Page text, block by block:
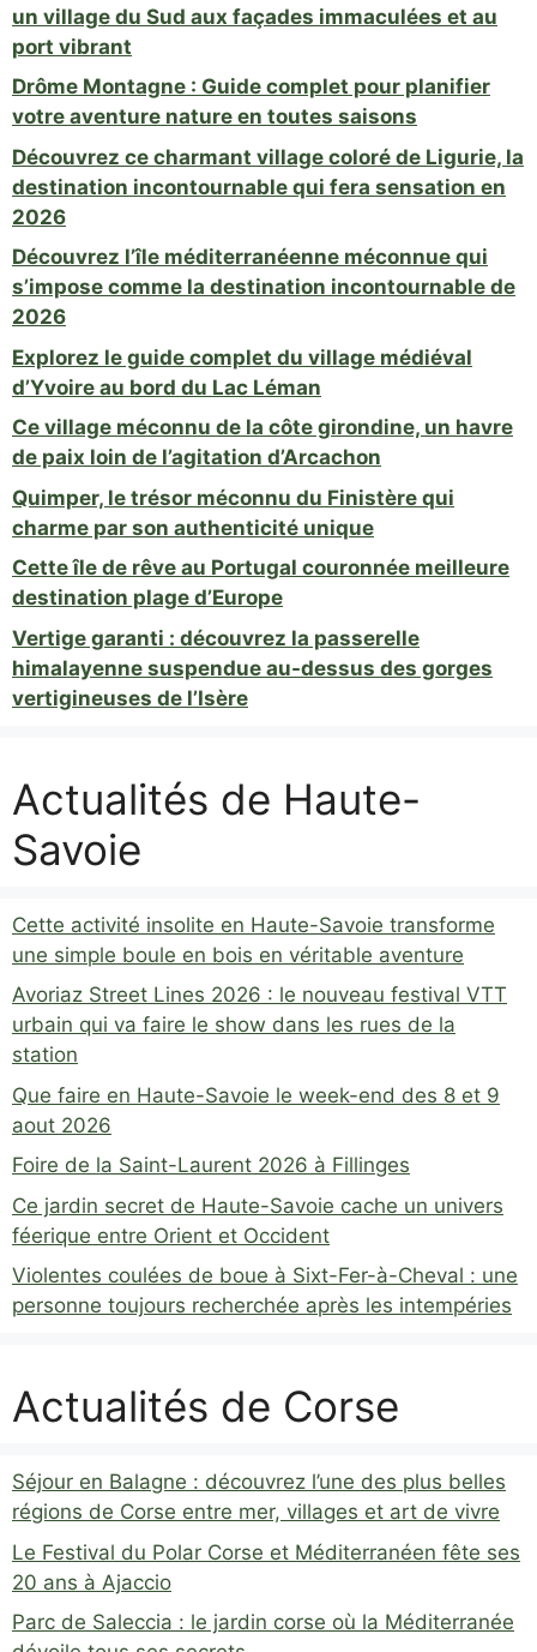
un village du Sud aux façades immaculées et au
port vibrant
Drôme Montagne : Guide complet pour planifier
votre aventure nature en toutes saisons
Découvrez ce charmant village coloré de Ligurie, la
destination incontournable qui fera sensation en
2026
Découvrez l’île méditerranéenne méconnue qui
s’impose comme la destination incontournable de
2026
Explorez le guide complet du village médiéval
d’Yvoire au bord du Lac Léman
Ce village méconnu de la côte girondine, un havre
de paix loin de l’agitation d’Arcachon
Quimper, le trésor méconnu du Finistère qui
charme par son authenticité unique
Cette île de rêve au Portugal couronnée meilleure
destination plage d’Europe
Vertige garanti : découvrez la passerelle
himalayenne suspendue au-dessus des gorges
vertigineuses de l’Isère
Actualités de Haute-
Savoie
Cette activité insolite en Haute-Savoie transforme
une simple boule en bois en véritable aventure
Avoriaz Street Lines 2026 : le nouveau festival VTT
urbain qui va faire le show dans les rues de la
station
Que faire en Haute-Savoie le week-end des 8 et 9
aout 2026
Foire de la Saint-Laurent 2026 à Fillinges
Ce jardin secret de Haute-Savoie cache un univers
féerique entre Orient et Occident
Violentes coulées de boue à Sixt-Fer-à-Cheval : une
personne toujours recherchée après les intempéries
Actualités de Corse
Séjour en Balagne : découvrez l’une des plus belles
régions de Corse entre mer, villages et art de vivre
Le Festival du Polar Corse et Méditerranéen fête ses
20 ans à Ajaccio
Parc de Saleccia : le jardin corse où la Méditerranée